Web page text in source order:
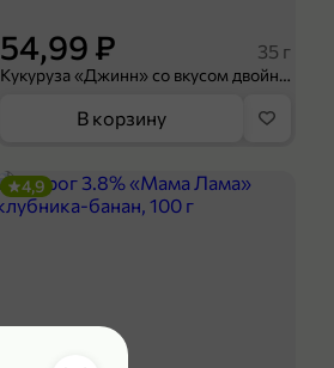
54,99 ₽ 35 г
Кукуруза «Джинн» со вкусом двойного сыра и чили, 35 г
В корзину
4,9